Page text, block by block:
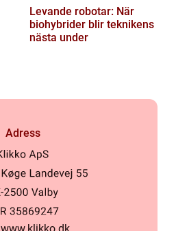
Levande robotar: När
biohybrider blir teknikens
nästa under
Adress